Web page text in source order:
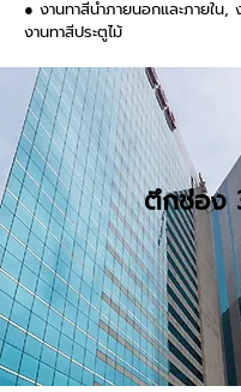
● งานทาสีน้ำภายนอกและภายใน,
งานทาสีประตูไม้
ตึกช่อง